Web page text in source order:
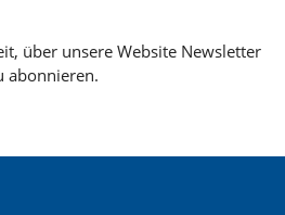
über unsere Website Newsletter
abonnieren.